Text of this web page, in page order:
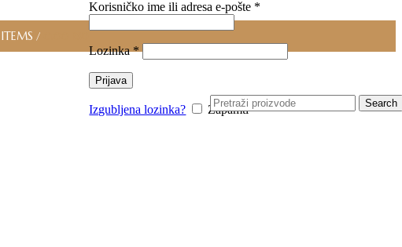
ITEMS /
Korisničko ime ili adresa e-pošte *
Lozinka*Obavezno
Prijava
Izgubljena lozinka? Zapamti Search